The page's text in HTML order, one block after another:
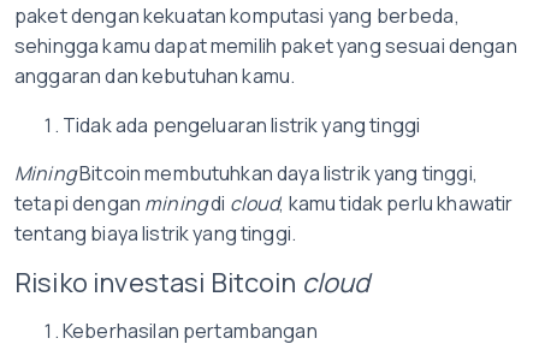
paket dengan kekuatan komputasi yang berbeda,
sehingga kamu dapat memilih paket yang sesuai dengan
anggaran dan kebutuhan kamu.
Tidak ada pengeluaran listrik yang tinggi
MiningBitcoin membutuhkan daya listrik yang tinggi,
tetapi dengan miningdi cloud, kamu tidak perlu khawatir
tentang biaya listrik yang tinggi.
Risiko investasi Bitcoin cloud
Keberhasilan pertambangan